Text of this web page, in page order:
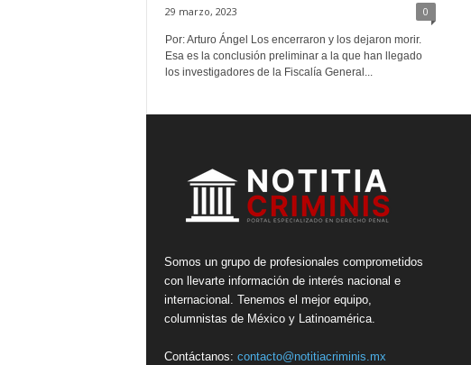
29 marzo, 2023 0
Por: Arturo Ángel Los encerraron y los dejaron morir.
Esa es la conclusión preliminar a la que han llegado
los investigadores de la Fiscalía General...
Somos un grupo de profesionales comprometidos
con llevarte información de interés nacional e
internacional. Tenemos el mejor equipo,
columnistas de México y Latinoamérica.
Contáctanos: contacto@notitiacriminis.mx